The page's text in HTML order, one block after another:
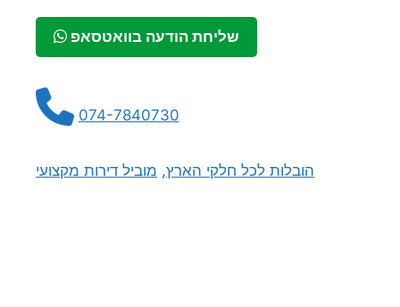
שליחת הודעה בוואטסאפ
074-7840730
הובלות לכל חלקי הארץ, מוביל דירות מקצועי